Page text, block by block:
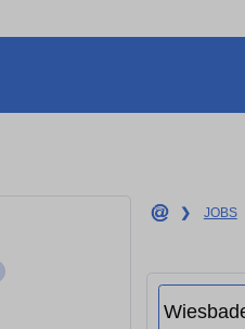
❯ JOBS